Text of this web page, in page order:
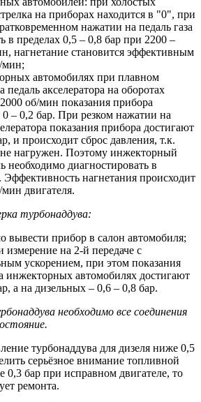
на приборах находится в "0", при
нажатии на педаль газа
в пределах 0,5 – 0,8 бар при 2200 –
нагнетание становится эффективным
мин;
автомобилях при плавном
педаль акселератора на оборотах
об/мин показания прибора
0 – 0,2 бар. При резком нажатии на
показания прибора достигают
и происходит сброс давления, т.к.
не нагружен. Поэтому инжекторный
необходимо диагностировать в
нагнетания происходит
двигателя.
турбонаддува:
вывести прибор в салон автомобиля;
измерение на 2-й передаче с
ускорением, при этом показания
инжекторных автомобилях достигают
а на дизельных – 0,6 – 0,8 бар.
необходимо все соединения
турбонаддува для дизеля ниже 0,5
серьёзное внимание топливной
0,3 бар при исправном двигателе, то
ремонта.